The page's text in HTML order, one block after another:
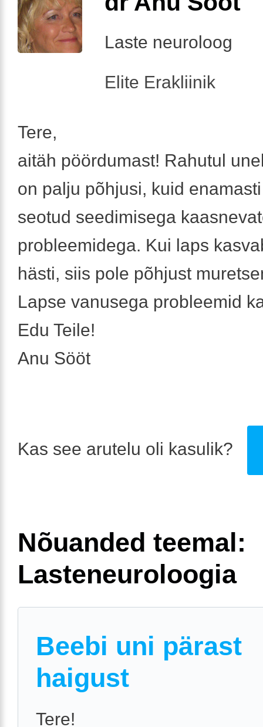
Laste neuroloog
Elite Erakliinik
Tere,
aitäh pöördumast! Rahutul
on palju põhjusi, kuid
seotud seedimisega
probleemidega. Kui laps
hästi, siis pole põhjust
Lapse vanusega probleemid
Edu Teile!
Anu Sööt
Kas see arutelu oli kasulik?
Nõuanded teemal:
Lasteneuroloogia
Beebi uni pärast
haigust
Tere!